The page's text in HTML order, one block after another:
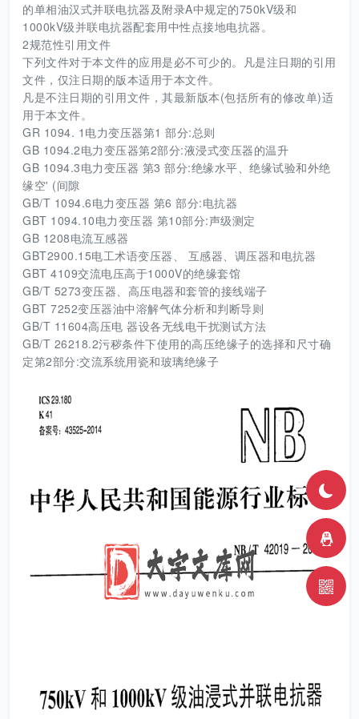
的单相油汉式并联电抗器及附录A中规定的750kV级和
1000kV级并联电抗器配套用中性点接地电抗器。
2规范性引用文件
下列文件对于本文件的应用是必不可少的。凡是注日期的引用
文件，仅注日期的版本适用于本文件。
凡是不注日期的引用文件，其最新版本(包括所有的修改单)适
用于本文件。
GR 1094. 1电力变压器第1 部分:总则
GB 1094.2电力变压器第2部分:液浸式变压器的温升
GB 1094.3电力变压器 第3 部分:绝缘水平、绝缘试验和外绝
缘空' (间隙
GB/T 1094.6电力变压器 第6 部分:电抗器
GBT 1094.10电力变压器 第10部分:声级测定
GB 1208电流互感器
GBT2900.15电工术语变压器、 互感器、调压器和电抗器
GBT 4109交流电压高于1000V的绝缘套馆
GB/T 5273变压器、高压电器和套管的接线端子
GBT 7252变压器油中溶解气体分析和判断导则
GB/T 11604高压电 器设各无线电干扰测试方法
GB/T 26218.2污秽条件下使用的高压绝缘子的选择和尺寸确
定第2部分:交流系统用瓷和玻璃绝缘子